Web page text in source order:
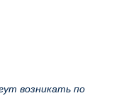
возникать по